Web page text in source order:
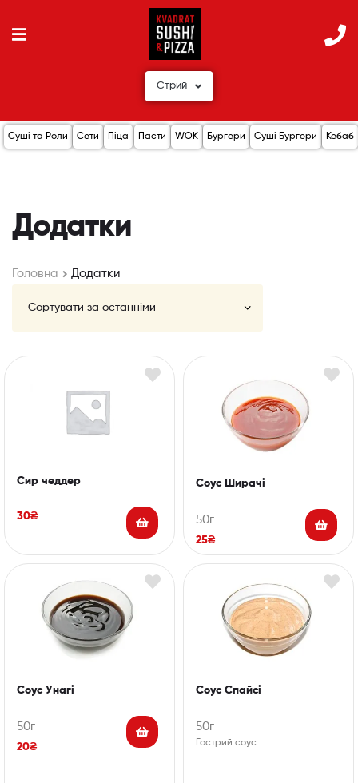
Стрий
Суші та Роли Сети Піца Пасти WOK Бургери Суші Бургери Кебаб
Додатки
Головна Додатки
Сир чеддер
30₴
Соус Ширачі
50г
25₴
Соус Унагі
50г
20₴
Соус Спайсі
50г
Гострий соус